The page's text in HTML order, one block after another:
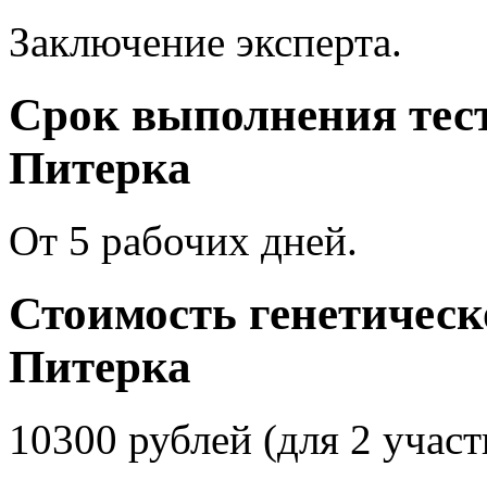
Заключение эксперта.
Срок выполнения
Питерка
От 5 рабочих дней.
Стоимость
Питерка
10300 рублей (для 2